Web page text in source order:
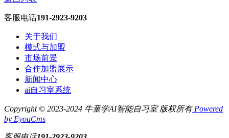
客服电话191-2923-9203
关于我们
模式与加盟
市场前景
合作加盟展示
新闻中心
ai自习室系统
Copyright © 2023-2024 牛童学AI智能自习室 版权所有Powered
by EyouCms